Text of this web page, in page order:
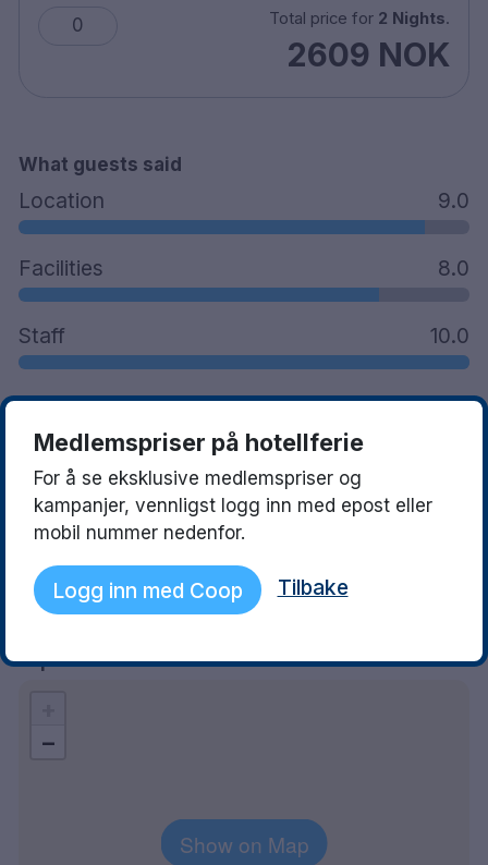
0 Total price for 2 Nights.
2609 NOK
What guests said
Location 9.0
Facilities 8.0
Staff 10.0
See what they love Read more
Ulla
22 May 2024
10
personal. God mat och superfint
boende.
Jenny
Explore the area
Show on Map
−
Medlemspriser på hotellferie
For å se eksklusive medlemspriser og
kampanjer, vennligst logg inn med epost eller
mobil nummer nedenfor.
Logg inn med Coop Tilbake